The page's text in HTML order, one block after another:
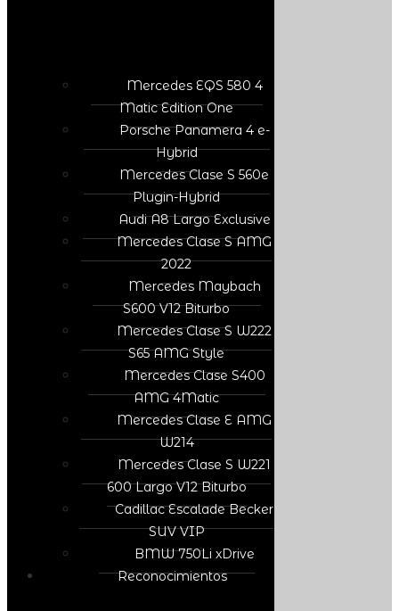
Mercedes EQS 580 4
Matic Edition One
Porsche Panamera 4 e-
Hybrid
Mercedes Clase S 560e
Plugin-Hybrid
Audi A8 Largo Exclusive
Mercedes Clase S AMG
2022
Mercedes Maybach
S600 V12 Biturbo
Mercedes Clase S W222
S65 AMG Style
Mercedes Clase S400
AMG 4Matic
Mercedes Clase E AMG
W214
Mercedes Clase S W221
600 Largo V12 Biturbo
Cadillac Escalade Becker
SUV VIP
BMW 750Li xDrive
Reconocimientos